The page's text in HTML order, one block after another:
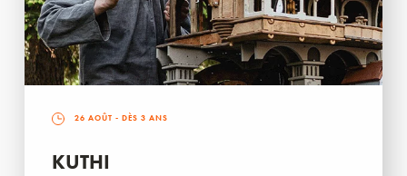
26 AOÛT - DÈS 3 ANS
KUTHI